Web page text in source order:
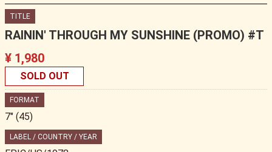
TITLE
RAININ' THROUGH MY SUNSHINE (PROMO) #T
¥ 1,980
SOLD OUT
FORMAT
7" (45)
LABEL / COUNTRY / YEAR